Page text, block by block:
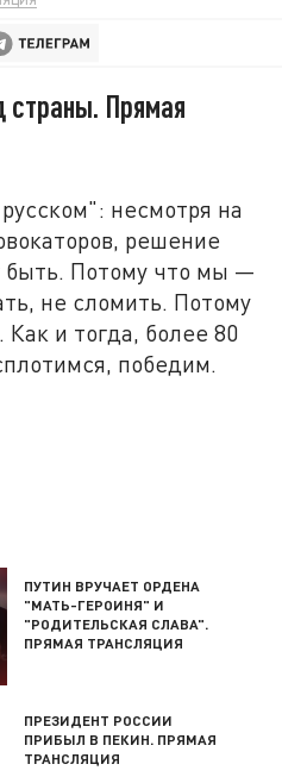
страны. Прямая
несмотря на
решение
быть. Потому что мы —
не сломить. Потому
Как и тогда, более 80
победим.
ПУТИН ВРУЧАЕТ ОРДЕНА
"МАТЬ-ГЕРОИНЯ" И
"РОДИТЕЛЬСКАЯ СЛАВА".
ПРЯМАЯ ТРАНСЛЯЦИЯ
ПРЕЗИДЕНТ РОССИИ
ПРИБЫЛ В ПЕКИН. ПРЯМАЯ
ТРАНСЛЯЦИЯ